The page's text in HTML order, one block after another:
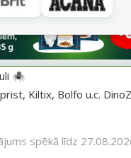
🕷️
Kiltix, Bolfo u.c.
spēkā līdz